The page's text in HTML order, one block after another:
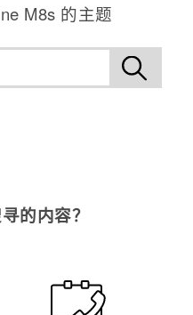
M8s 的主题
的内容？